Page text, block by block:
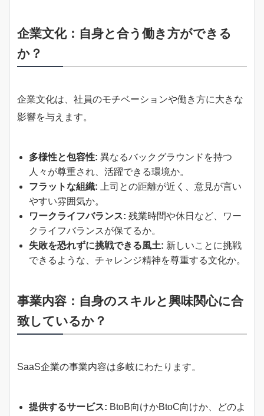
企業文化：自身と合う働き方ができる
か？
企業文化は、社員のモチベーションや働き方に大きな
影響を与えます。
多様性と包容性: 異なるバックグラウンドを持つ
人々が尊重され、活躍できる環境か。
フラットな組織: 上司との距離が近く、意見が言い
やすい雰囲気か。
ワークライフバランス: 残業時間や休日など、ワー
クライフバランスが保てるか。
失敗を恐れずに挑戦できる風土: 新しいことに挑戦
できるような、チャレンジ精神を尊重する文化か。
事業内容：自身のスキルと興味関心に合
致しているか？
SaaS企業の事業内容は多岐にわたります。
提供するサービス: BtoB向けかBtoC向けか、どのよ